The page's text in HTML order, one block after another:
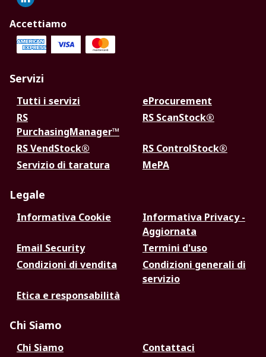
Accettiamo
Servizi
Tutti i servizi
eProcurement
RS
PurchasingManager™
RS ScanStock®
RS VendStock®
RS ControlStock®
Servizio di taratura
MePA
Legale
Informativa Cookie
Informativa Privacy -
Aggiornata
Email Security
Termini d'uso
Condizioni di vendita
Condizioni generali di
servizio
Etica e responsabilità
Chi Siamo
Chi Siamo Contattaci